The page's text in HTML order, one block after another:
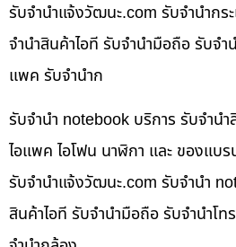
รับจํานําแจ้งวัฒนะ.com รับจำนำกร
จำนำสินค้าไอที รับจำนำมือถือ รับจำ
แพค รับจำนำก
รับจำนำ notebook บริการ รับจำน
ไอแพค ไอโฟน นาฬิกา และ ของแบ
รับจํานําแจ้งวัฒนะ.com รับจำนำ
สินค้าไอที รับจำนำมือถือ รับจำนำโ